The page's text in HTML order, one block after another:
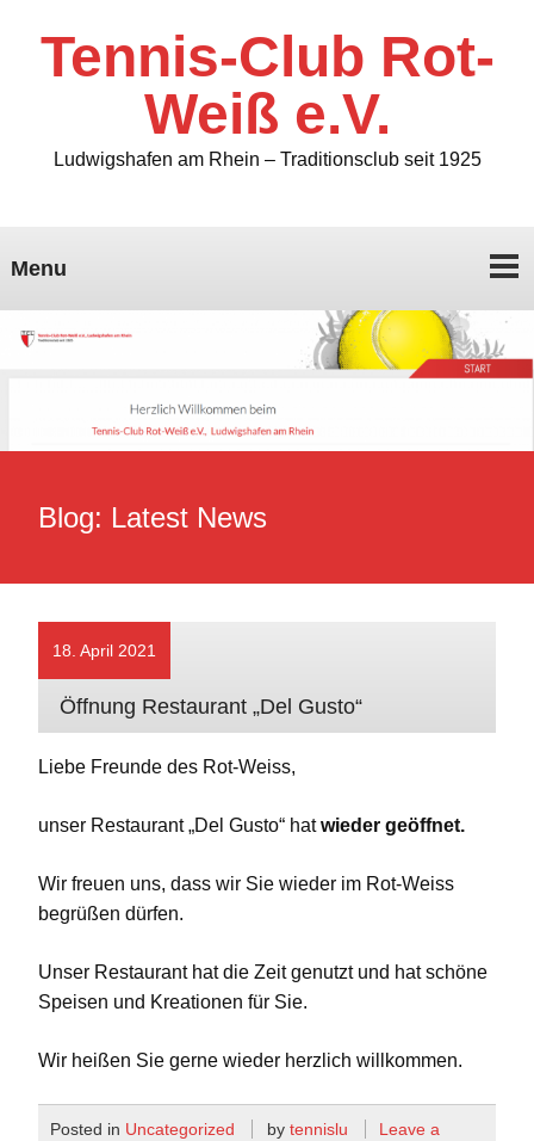
Tennis-Club Rot-
Weiß e.V.
Ludwigshafen am Rhein – Traditionsclub seit 1925
Menu
Blog: Latest News
18. April 2021
Öffnung Restaurant „Del Gusto“
Liebe Freunde des Rot-Weiss,
unser Restaurant „Del Gusto“ hatwieder geöffnet.
Wir freuen uns, dass wir Sie wieder im Rot-Weiss
begrüßen dürfen.
Unser Restaurant hat die Zeit genutzt und hat schöne
Speisen und Kreationen für Sie.
Wir heißen Sie gerne wieder herzlich willkommen.
Posted in Uncategorized by tennislu
Leave a